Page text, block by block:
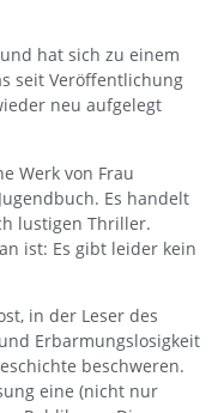
hat sich zu einem
seit Veröffentlichung
neu aufgelegt
Werk von Frau
Es handelt
lustigen Thriller.
ist: Es gibt leider kein
in der Leser des
Erbarmungslosigkeit
beschweren.
eine (nicht nur